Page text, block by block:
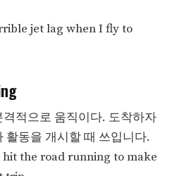
jet lag when I fly to
적으로 움직이다. 도착하자
활동을 개시할 때 쓰입니다.
hit the road running to make